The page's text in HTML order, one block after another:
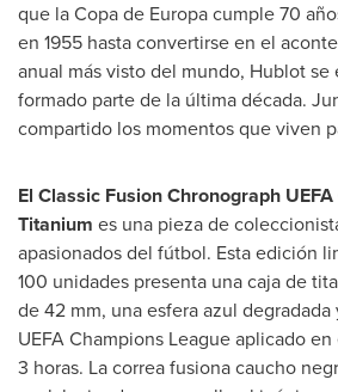
que la Copa de Europa cumple 70
en 1955 hasta convertirse en el
anual más visto del mundo, Hublot
formado parte de la última década.
compartido los momentos que viven
El Classic Fusion Chronograph
Titanium es una pieza de
apasionados del fútbol. Esta edición
100 unidades presenta una caja de
de 42 mm, una esfera azul
UEFA Champions League aplicado
3 horas. La correa fusiona caucho